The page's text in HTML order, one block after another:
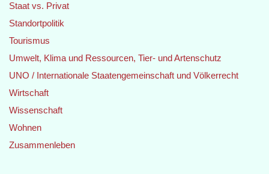
Staat vs. Privat
Standortpolitik
Tourismus
Umwelt, Klima und Ressourcen, Tier- und Artenschutz
UNO / Internationale Staatengemeinschaft und Völkerrecht
Wirtschaft
Wissenschaft
Wohnen
Zusammenleben